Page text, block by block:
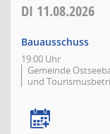
DI 11.08.2026
Bauausschuss
19:00 Uhr
Gemeinde
und